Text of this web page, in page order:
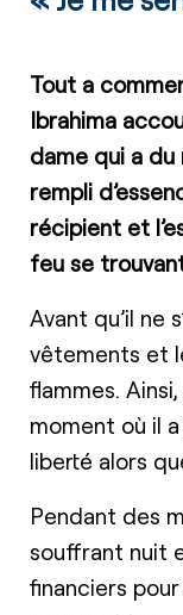
Tout a
Ibrahima
dame qui a
rempli
récipient et
feu se
Avant qu’il ne
vêtements et
flammes.
moment où il
liberté alors
Pendant des
souffrant nuit
financiers